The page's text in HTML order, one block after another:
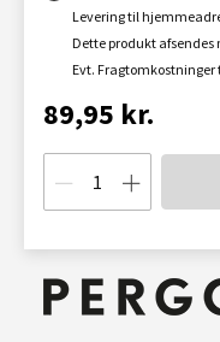
Levering til
Dette produkt
Evt.
89,95 kr.